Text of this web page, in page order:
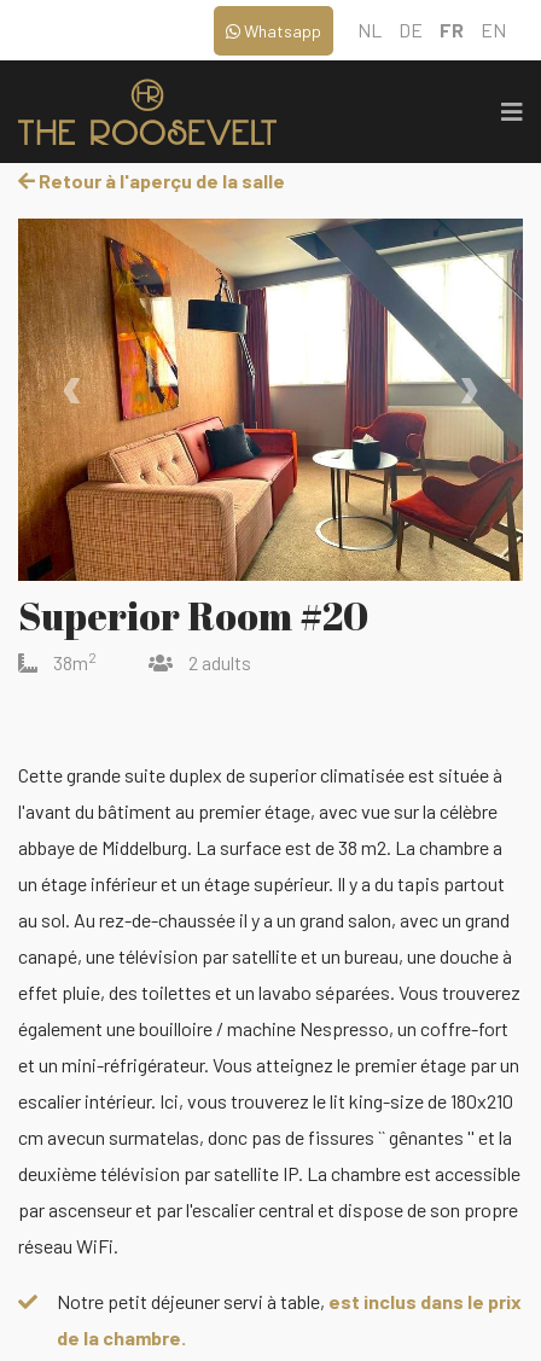
NL DE FR EN
Whatsapp
Retour à l'aperçu de la salle
‹ ›
Superior Room #20
38m2 2 adults
Cette grande suite duplex de superior climatisée est située à
l'avant du bâtiment au premier étage, avec vue sur la célèbre
abbaye de Middelburg. La surface est de 38 m2. La chambre a
un étage inférieur et un étage supérieur. Il y a du tapis partout
au sol. Au rez-de-chaussée il y a un grand salon, avec un grand
canapé, une télévision par satellite et un bureau, une douche à
effet pluie, des toilettes et un lavabo séparées. Vous trouverez
également une bouilloire / machine Nespresso, un coffre-fort
et un mini-réfrigérateur. Vous atteignez le premier étage par un
escalier intérieur. Ici, vous trouverez le lit king-size de 180x210
cm avecun surmatelas, donc pas de fissures `` gênantes '' et la
deuxième télévision par satellite IP. La chambre est accessible
par ascenseur et par l'escalier central et dispose de son propre
réseau WiFi.
Notre petit déjeuner servi à table, est inclus dans le prix
de la chambre.